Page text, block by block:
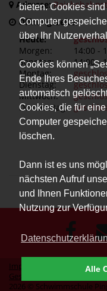
bieten. Cookies
Computer
über Ihr
Cookies können
Ende Ihres
automatisch
Cookies, die für
Computer
löschen.
Dann ist es uns
nächsten Aufruf
und Ihnen
Nutzung zur
Alle
Adresse:
Öffnungszeiten
Heute:
Morgen:
14:00 -
Sonntag:
14:00 -
Montag:
Dienstag:
Mittwoch:
Donnerstag:
Impressum Datenschutz
Geschäftsbedingungen
2026 © Schwimmschule